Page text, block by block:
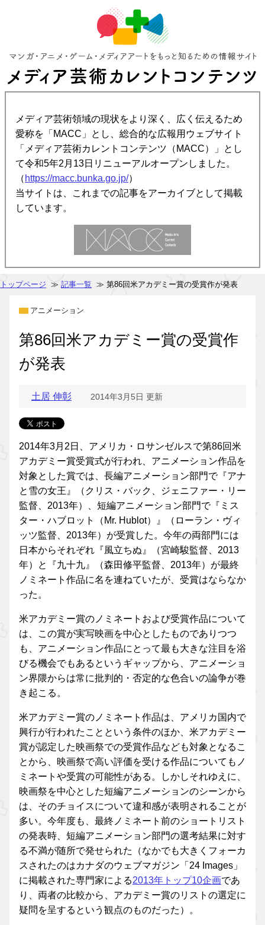
メディア芸術領域の現状をより深く、広く伝えるため
愛称を「MACC」とし、総合的な広報用ウェブサイト
「メディア芸術カレントコンテンツ（MACC）」とし
て令和5年2月13日リニューアルオープンしました。
（ https://macc.bunka.go.jp/）
当サイトは、これまでの記事をアーカイブとして掲載
しています。
トップページ ≫ 記事一覧 ≫ 第86回米アカデミー賞の受賞作が発表
アニメーション
第86回米アカデミー賞の受賞作
が発表
土居 伸彰 2014年3月5日 更新
2014年3月2日、アメリカ・ロサンゼルスで第86回米
アカデミー賞受賞式が行われ、アニメーション作品を
対象とした賞では、長編アニメーション部門で『アナ
と雪の女王』（クリス・バック、ジェニファー・リー
監督、2013年）、短編アニメーション部門で『ミス
ター・ハブロット（Mr. Hublot）』（ローラン・ヴィ
ッツ監督、2013年）が受賞した。今年の両部門には
日本からそれぞれ『風立ちぬ』（宮崎駿監督、2013
年）と『九十九』（森田修平監督、2013年）が最終
ノミネート作品に名を連ねていたが、受賞はならなか
った。
米アカデミー賞のノミネートおよび受賞作品について
は、この賞が実写映画を中心としたものでありつつ
も、アニメーション作品にとって最も大きな注目を浴
びる機会でもあるというギャップから、アニメーショ
ン界隈からは常に批判的・否定的な色合いの論争が巻
き起こる。
米アカデミー賞のノミネート作品は、アメリカ国内で
興行が行われたことという条件のほか、米アカデミー
賞が認定した映画祭での受賞作品なども対象となるこ
とから、映画祭で高い評価を受ける作品についてもノ
ミネートや受賞の可能性がある。しかしそれゆえに、
映画祭を中心とした短編アニメーションのシーンから
は、そのチョイスについて違和感が表明されることが
多い。今年度も、最終ノミネート前のショートリスト
の発表時、短編アニメーション部門の選考結果に対す
る不満が随所で発せられた（なかでも大きくフォーカ
スされたのはカナダのウェブマガジン「24 Images」
に掲載された専門家による2013年トップ10企画であ
り、両者の比較から、アカデミー賞のリストの選定に
疑問を呈するという観点のものだった）。